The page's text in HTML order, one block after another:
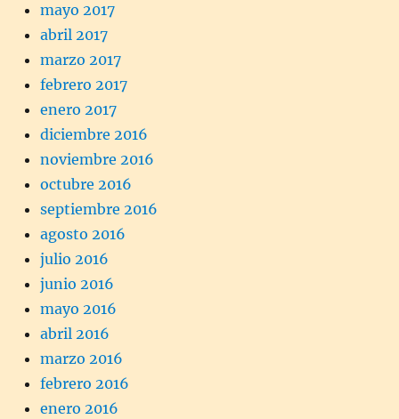
mayo 2017
abril 2017
marzo 2017
febrero 2017
enero 2017
diciembre 2016
noviembre 2016
octubre 2016
septiembre 2016
agosto 2016
julio 2016
junio 2016
mayo 2016
abril 2016
marzo 2016
febrero 2016
enero 2016